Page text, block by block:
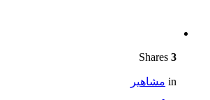
3
in مشاهير